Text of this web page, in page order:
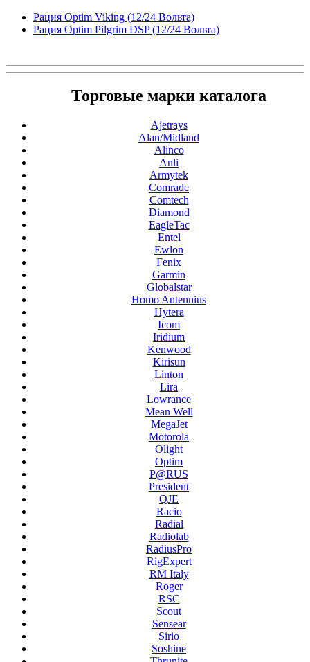
Рация Optim Viking (12/24 Вольта)
Рация Optim Pilgrim DSP (12/24 Вольта)
Торговые марки каталога
Ajetrays
Alan/Midland
Alinco
Anli
Armytek
Comrade
Comtech
Diamond
EagleTac
Entel
Ewlon
Fenix
Garmin
Globalstar
Homo Antennius
Hytera
Icom
Iridium
Kenwood
Kirisun
Linton
Lira
Lowrance
Mean Well
MegaJet
Motorola
Olight
Optim
P@RUS
President
QJE
Racio
Radial
Radiolab
RadiusPro
RigExpert
RM Italy
Roger
RSC
Scout
Sensear
Sirio
Soshine